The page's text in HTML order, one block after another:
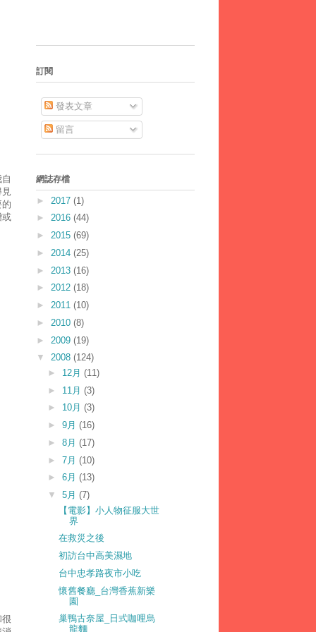
見
或
訂閱
發表文章
留言
網誌存檔
► 2017 (1)
► 2016 (44)
► 2015 (69)
► 2014 (25)
► 2013 (16)
► 2012 (18)
► 2011 (10)
► 2010 (8)
► 2009 (19)
▼ 2008 (124)
► 12月 (11)
► 11月 (3)
► 10月 (3)
► 9月 (16)
► 8月 (17)
► 7月 (10)
► 6月 (13)
▼ 5月 (7)
【電影】小人物征服大世
界
在救災之後
初訪台中高美濕地
台中忠孝路夜市小吃
懷舊餐廳_台灣香蕉新樂
園
巢鴨古奈屋_日式咖哩烏
龍麵